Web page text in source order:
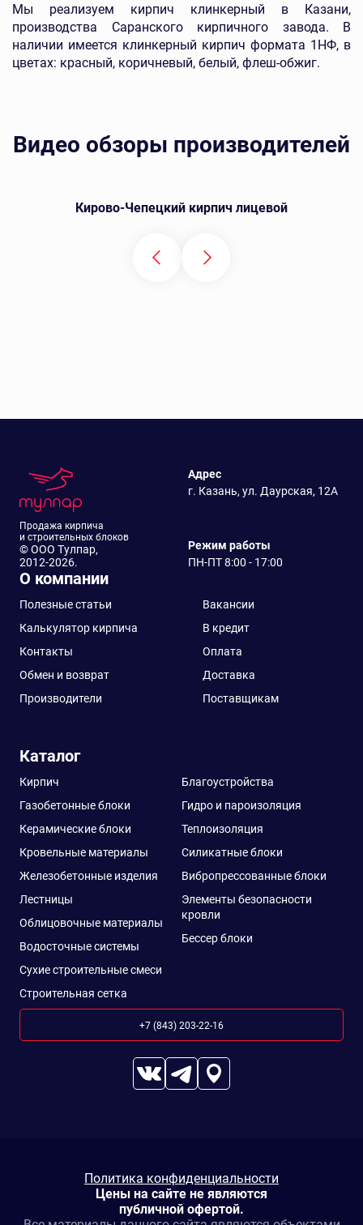
Мы реализуем кирпич клинкерный в Казани,
производства Саранского кирпичного завода. В
наличии имеется клинкерный кирпич формата 1НФ, в
цветах: красный, коричневый, белый, флеш-обжиг.
Видео обзоры производителей
Кирово-Чепецкий кирпич лицевой
Продажа кирпича
и строительных блоков
© ООО Тулпар,
2012-2026.
Адрес
г. Казань, ул. Даурская, 12А
Режим работы
ПН-ПТ 8:00 - 17:00
О компании
Полезные статьи
Вакансии
Калькулятор кирпича
В кредит
Контакты
Оплата
Обмен и возврат
Доставка
Производители
Поставщикам
Каталог
Кирпич
Газобетонные блоки
Керамические блоки
Кровельные материалы
Железобетонные изделия
Лестницы
Облицовочные материалы
Водосточные системы
Сухие строительные смеси
Строительная сетка
Благоустройства
Гидро и пароизоляция
Теплоизоляция
Силикатные блоки
Вибропрессованные блоки
Элементы безопасности
кровли
Бессер блоки
+7 (843) 203-22-16
Цены на сайте не являются
публичной офертой.
Политика конфиденциальности